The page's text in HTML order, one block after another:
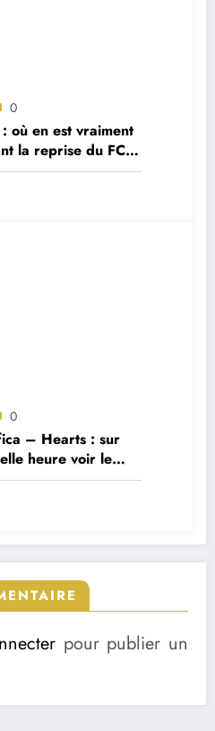
0
où en est vraiment
la reprise du FC
0
– Hearts : sur
heure voir le
pour publier un